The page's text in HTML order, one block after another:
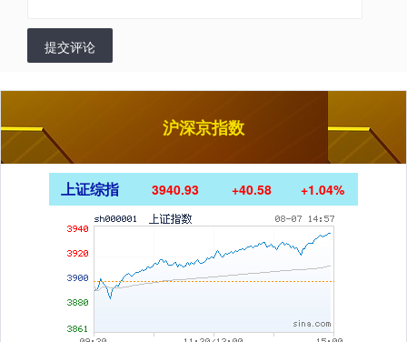
提交评论
沪深京指数
上证综指 3940.93 +40.58 +1.04%